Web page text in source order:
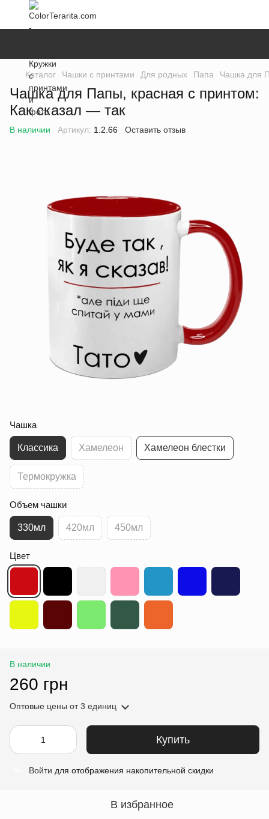
Каталог Чашки с принтами Для родных Папа Чашка для
Чашка для Папы, красная с принтом:
Как сказал — так
В наличии Артикул: 1.2.66 Оставить отзыв
Чашка
Классика Хамелеон Хамелеон блестки
Термокружка
Объем чашки
330мл 420мл 450мл
Цвет
В наличии
260 грн
Оптовые цены от 3 единиц
Купить
Войти для отображения накопительной скидки
В избранное